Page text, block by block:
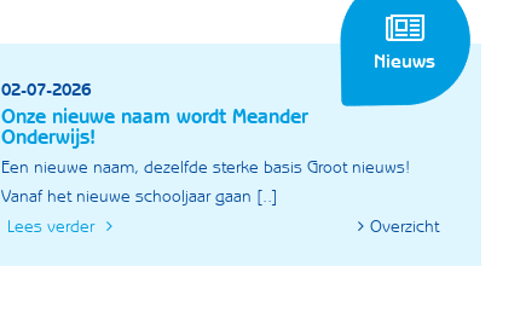
02-07-2026
Onze nieuwe naam wordt Meander
Onderwijs!
Een nieuwe naam, dezelfde sterke basis Groot nieuws!
Vanaf het nieuwe schooljaar gaan [..]
Lees verder
Overzicht
Nieuws